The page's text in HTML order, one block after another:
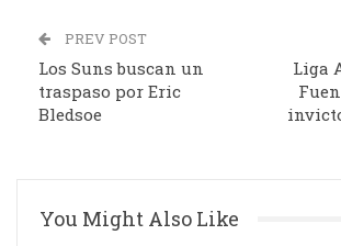
PREV POST
Los Suns buscan un
traspaso por Eric
Bledsoe
Liga
You Might Also Like